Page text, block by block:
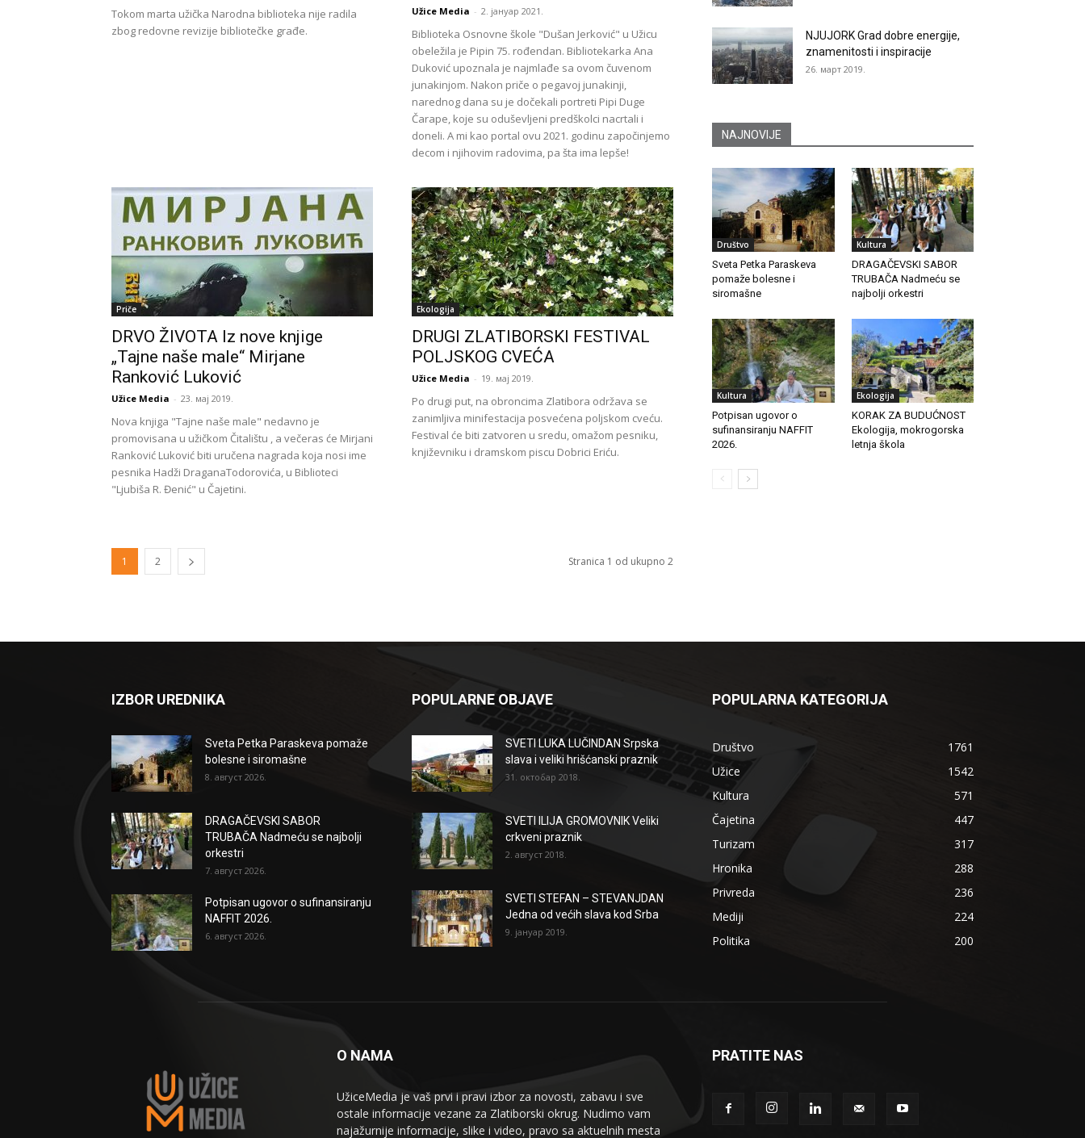
Tokom marta užička Narodna biblioteka nije radila
zbog redovne revizije bibliotečke građe.
Užice Media - 2. јануар 2021.
Biblioteka Osnovne škole "Dušan Jerković" u Užicu
obeležila je Pipin 75. rođendan. Bibliotekarka Ana
Duković upoznala je najmlađe sa ovom čuvenom
junakinjom. Nakon priče o pegavoj junakinji,
narednog dana su je dočekali portreti Pipi Duge
Čarape, koje su oduševljeni predškolci nacrtali i
doneli. A mi kao portal ovu 2021. godinu započinjemo
decom i njihovim radovima, pa šta ima lepše!
Priče
DRVO ŽIVOTA Iz nove knjige
„Tajne naše male“ Mirjane
Ranković Luković
Užice Media - 23. мај 2019.
Nova knjiga "Tajne naše male" nedavno je
promovisana u užičkom Čitalištu , a večeras će Mirjani
Ranković Luković biti uručena nagrada koja nosi ime
pesnika Hadži DraganaTodorovića, u Biblioteci
"Ljubiša R. Đenić" u Čajetini.
Ekologija
DRUGI ZLATIBORSKI FESTIVAL
POLJSKOG CVEĆA
Užice Media - 19. мај 2019.
Po drugi put, na obroncima Zlatibora održava se
zanimljiva minifestacija posvećena poljskom cveću.
Festival će biti zatvoren u sredu, omažom pesniku,
književniku i dramskom piscu Dobrici Eriću.
1 2 Stranica 1 od ukupno 2
NJUJORK Grad dobre energije,
znamenitosti i inspiracije
26. март 2019.
NAJNOVIJE
Društvo
Sveta Petka Paraskeva
pomaže bolesne i
siromašne
Kultura
DRAGAČEVSKI SABOR
TRUBAČA Nadmeću se
najbolji orkestri
Kultura
Potpisan ugovor o
sufinansiranju NAFFIT
2026.
Ekologija
KORAK ZA BUDUĆNOST
Ekologija, mokrogorska
letnja škola
IZBOR UREDNIKA
Sveta Petka Paraskeva pomaže
bolesne i siromašne
8. август 2026.
DRAGAČEVSKI SABOR
TRUBAČA Nadmeću se najbolji
orkestri
7. август 2026.
Potpisan ugovor o sufinansiranju
NAFFIT 2026.
6. август 2026.
POPULARNE OBJAVE
SVETI LUKA LUČINDAN Srpska
slava i veliki hrišćanski praznik
31. октобар 2018.
SVETI ILIJA GROMOVNIK Veliki
crkveni praznik
2. август 2018.
SVETI STEFAN – STEVANJDAN
Jedna od većih slava kod Srba
9. јануар 2019.
POPULARNA KATEGORIJA
Društvo
1761
Užice
1542
Kultura
571
Čajetina
447
Turizam
317
Hronika
288
Privreda
236
Mediji
224
Politika
200
O NAMA
UžiceMedia je vaš prvi i pravi izbor za novosti, zabavu i sve
ostale informacije vezane za Zlatiborski okrug. Nudimo vam
najažurnije informacije, slike i video, pravo sa aktuelnih mesta
PRATITE NAS